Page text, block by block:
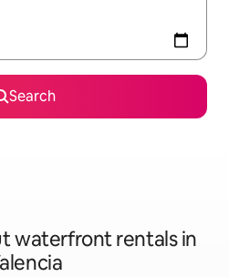
Search
waterfront rentals in